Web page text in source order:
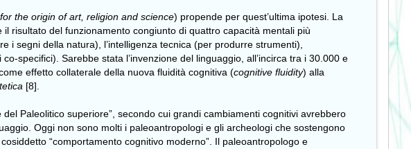
the origin of art, religion and science) propende per quest’ultima ipotesi. La
risultato del funzionamento congiunto di quattro capacità mentali più
i segni della natura), l’intelligenza tecnica (per produrre strumenti),
specifici). Sarebbe stata l’invenzione del linguaggio, all’incirca tra i 30.000 e
effetto collaterale della nuova fluidità cognitiva (cognitive fluidity) alla
[8].
Paleolitico superiore”, secondo cui grandi cambiamenti cognitivi avrebbero
Oggi non sono molti i paleoantropologi e gli archeologi che sostengono
“comportamento cognitivo moderno”. Il paleoantropologo e